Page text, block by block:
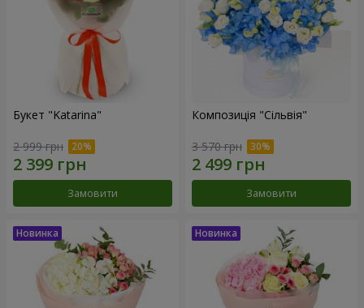
Букет "Katarina"
2 999 грн
Замовити
Композиція "Сільвія"
3 570 грн
Замовити